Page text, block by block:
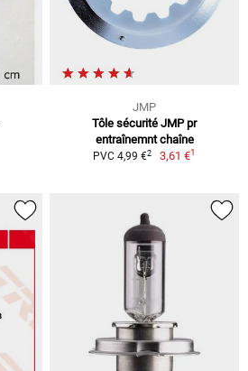
JMP
Tôle sécurité JMP pr
entraînemnt chaîne
PVC 4,99 €2 3,61 €1